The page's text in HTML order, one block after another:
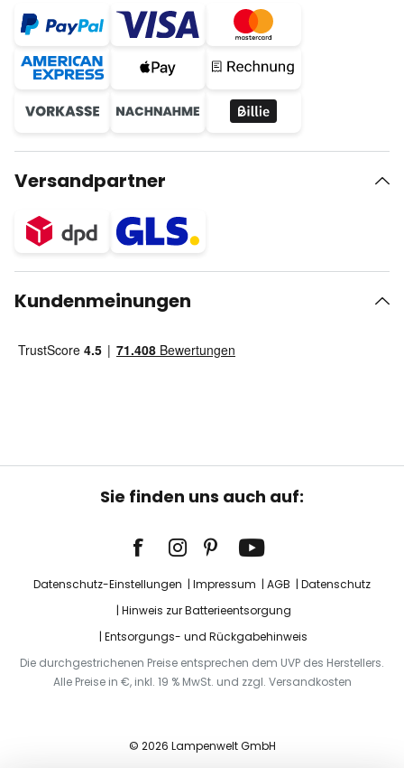
Versandpartner
Kundenmeinungen
Sie finden uns auch auf:
Datenschutz-Einstellungen Impressum AGB
Datenschutz
Hinweis zur Batterieentsorgung
Entsorgungs- und Rückgabehinweis
Die durchgestrichenen Preise entsprechen dem UVP des Herstellers.
Alle Preise in €, inkl. 19 % MwSt. und zzgl. Versandkosten
© 2026 Lampenwelt GmbH